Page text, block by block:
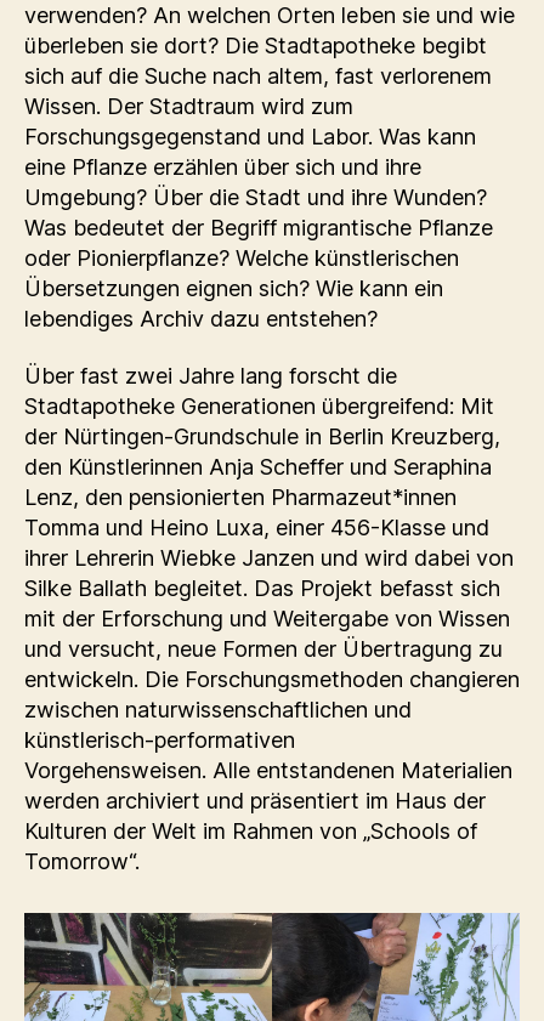
verwenden? An welchen Orten leben sie und wie
überleben sie dort? Die Stadtapotheke begibt
sich auf die Suche nach altem, fast verlorenem
Wissen. Der Stadtraum wird zum
Forschungsgegenstand und Labor. Was kann
eine Pflanze erzählen über sich und ihre
Umgebung? Über die Stadt und ihre Wunden?
Was bedeutet der Begriff migrantische Pflanze
oder Pionierpflanze? Welche künstlerischen
Übersetzungen eignen sich? Wie kann ein
lebendiges Archiv dazu entstehen?
Über fast zwei Jahre lang forscht die
Stadtapotheke Generationen übergreifend: Mit
der Nürtingen-Grundschule in Berlin Kreuzberg,
den Künstlerinnen Anja Scheffer und Seraphina
Lenz, den pensionierten Pharmazeut*innen
Tomma und Heino Luxa, einer 456-Klasse und
ihrer Lehrerin Wiebke Janzen und wird dabei von
Silke Ballath begleitet. Das Projekt befasst sich
mit der Erforschung und Weitergabe von Wissen
und versucht, neue Formen der Übertragung zu
entwickeln. Die Forschungsmethoden changieren
zwischen naturwissenschaftlichen und
künstlerisch-performativen
Vorgehensweisen. Alle entstandenen Materialien
werden archiviert und präsentiert im Haus der
Kulturen der Welt im Rahmen von „Schools of
Tomorrow“.